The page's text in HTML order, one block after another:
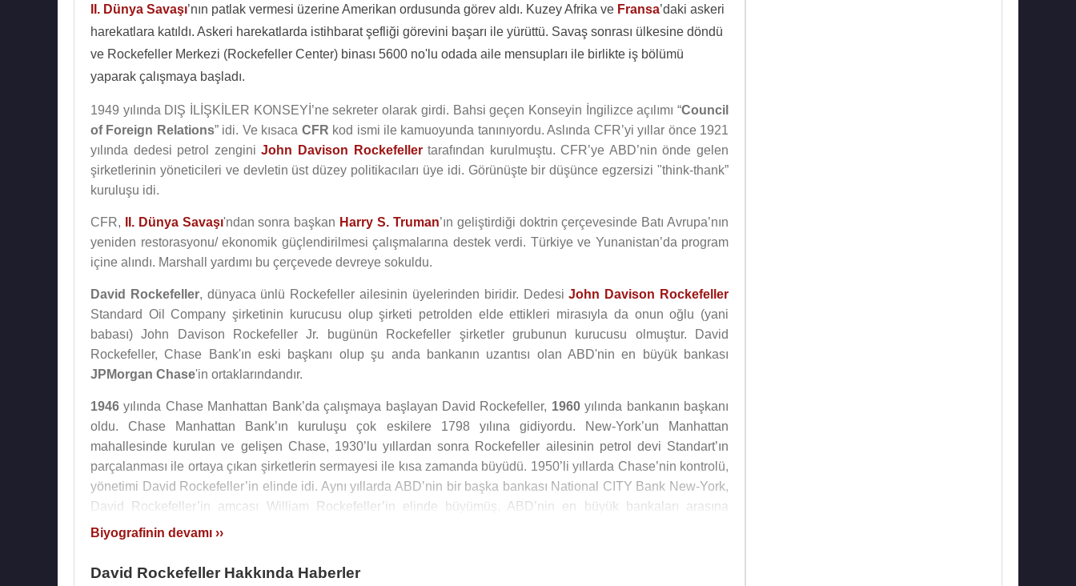
II. Dünya Savaşı’nın patlak vermesi üzerine Amerikan ordusunda görev aldı. Kuzey Afrika ve Fransa’daki askeri
harekatlara katıldı. Askeri harekatlarda istihbarat şefliği görevini başarı ile yürüttü. Savaş sonrası ülkesine döndü
ve Rockefeller Merkezi (Rockefeller Center) binası 5600 no'lu odada aile mensupları ile birlikte iş bölümü
yaparak çalışmaya başladı.
1949 yılında DIŞ İLİŞKİLER KONSEYİ’ne sekreter olarak girdi. Bahsi geçen Konseyin İngilizce açılımı “Council
of Foreign Relations” idi. Ve kısaca CFR kod ismi ile kamuoyunda tanınıyordu. Aslında CFR’yi yıllar önce 1921
yılında dedesi petrol zenginiJohn Davison Rockefellertarafından kurulmuştu. CFR’ye ABD’nin önde gelen
şirketlerinin yöneticileri ve devletin üst düzey politikacıları üye idi. Görünüşte bir düşünce egzersizi "think-thank”
kuruluşu idi.
CFR, II. Dünya Savaşı'ndan sonra başkan Harry S. Truman’ın geliştirdiği doktrin çerçevesinde Batı Avrupa’nın
yeniden restorasyonu/ ekonomik güçlendirilmesi çalışmalarına destek verdi. Türkiye ve Yunanistan’da program
içine alındı. Marshall yardımı bu çerçevede devreye sokuldu.
David Rockefeller, dünyaca ünlü Rockefeller ailesinin üyelerinden biridir. DedesiJohn Davison Rockefeller
Standard Oil Company şirketinin kurucusu olup şirketi petrolden elde ettikleri mirasıyla da onun oğlu (yani
babası) John Davison Rockefeller Jr. bugünün Rockefeller şirketler grubunun kurucusu olmuştur. David
Rockefeller, Chase Bank'ın eski başkanı olup şu anda bankanın uzantısı olan ABD'nin en büyük bankası
JPMorgan Chase'in ortaklarındandır.
1946 yılında Chase Manhattan Bank’da çalışmaya başlayan David Rockefeller, 1960yılında bankanın başkanı
oldu. Chase Manhattan Bank’ın kuruluşu çok eskilere 1798 yılına gidiyordu. New-York’un Manhattan
mahallesinde kurulan ve gelişen Chase, 1930’lu yıllardan sonra Rockefeller ailesinin petrol devi Standart’ın
parçalanması ile ortaya çıkan şirketlerin sermayesi ile kısa zamanda büyüdü. 1950’li yıllarda Chase’nin kontrolü,
yönetimi David Rockefeller’in elinde idi. Aynı yıllarda ABD’nin bir başka bankası National CITY Bank New-York,
David Rockefeller’in amcası William Rockefeller’in elinde büyümüş, ABD’nin en büyük bankaları arasına
girmişti. David Rockefeller, 1969-1981 yılları arasında “Chase”nin Yönetim Kurulu Başkanı olarak görev yaptı.
kararı aldı. 2000 yılında birleşme gerçekleşti. Yeni oluşum bankanın ismi de “JP MORGAN and CHASE”olarak
Biyografinin devamı ››
David Rockefeller Hakkında Haberler